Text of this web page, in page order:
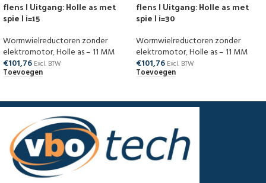
flens | Uitgang: Holle as met
spie | i=15
Wormwielreductoren zonder
elektromotor,Holle as – 11 MM
€101,76 Excl. BTW
Toevoegen
flens | Uitgang: Holle as met
spie | i=30
Wormwielreductoren zonder
elektromotor,Holle as – 11 MM
€101,76 Excl. BTW
Toevoegen